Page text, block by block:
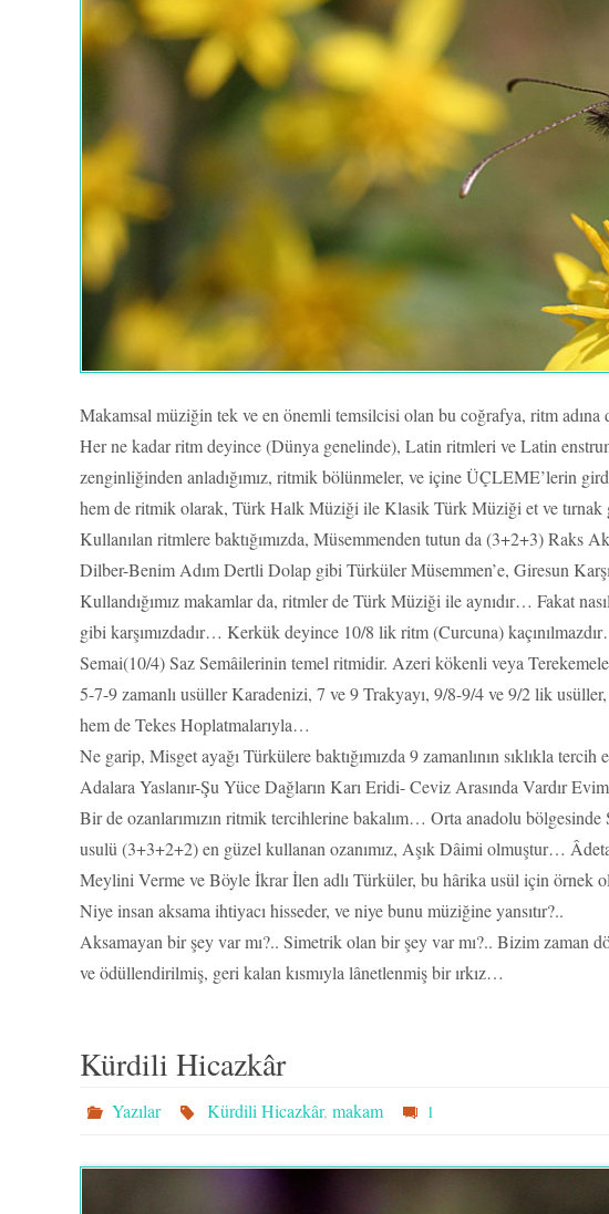
Makamsal müziğin tek ve en önemli temsilcisi olan bu coğrafya, ritm
Her ne kadar ritm deyince (Dünya genelinde), Latin ritmleri ve Latin
zenginliğinden anladığımız, ritmik bölünmeler, ve içine ÜÇLEME’lerin
hem de ritmik olarak, Türk Halk Müziği ile Klasik Türk Müziği et ve tırnak
Kullanılan ritmlere baktığımızda, Müsemmenden tutun da (3+2+3) Raks
Dilber-Benim Adım Dertli Dolap gibi Türküler Müsemmen’e, Giresun
Kullandığımız makamlar da, ritmler de Türk Müziği ile aynıdır… Fakat
gibi karşımızdadır… Kerkük deyince 10/8 lik ritm (Curcuna)
Semai(10/4) Saz Semâilerinin temel ritmidir. Azeri kökenli veya
5-7-9 zamanlı usüller Karadenizi, 7 ve 9 Trakyayı, 9/8-9/4 ve 9/2 lik
hem de Tekes Hoplatmalarıyla…
Ne garip, Misget ayağı Türkülere baktığımızda 9 zamanlının sıklıkla
Adalara Yaslanır-Şu Yüce Dağların Karı Eridi- Ceviz Arasında Vardır
Bir de ozanlarımızın ritmik tercihlerine bakalım… Orta anadolu
usulü (3+3+2+2) en güzel kullanan ozanımız, Aşık Dâimi olmuştur…
Meylini Verme ve Böyle İkrar İlen adlı Türküler, bu hârika usül için
Niye insan aksama ihtiyacı hisseder, ve niye bunu müziğine yansıtır?..
Aksamayan bir şey var mı?.. Simetrik olan bir şey var mı?.. Bizim
ve ödüllendirilmiş, geri kalan kısmıyla lânetlenmiş bir ırkız…
Kürdili Hicazkâr
Yazılar Kürdili Hicazkâr,makam 1